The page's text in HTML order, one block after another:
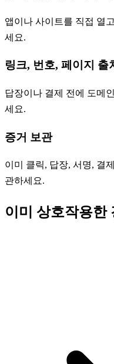
앱이나 사이트를 직접 열
세요.
링크, 번호, 페이지 출
답장이나 결제 전에 도메
세요.
증거 보관
이미 클릭, 답장, 서명, 결
관하세요.
이미 상호작용한